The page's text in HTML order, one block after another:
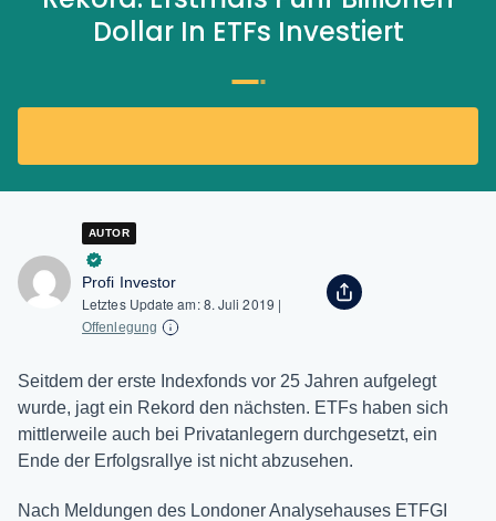
Dollar In ETFs Investiert
AUTOR
Profi Investor
Letztes Update am:8. Juli 2019 |
Offenlegung
Seitdem der erste Indexfonds vor 25 Jahren aufgelegt
wurde, jagt ein Rekord den nächsten. ETFs haben sich
mittlerweile auch bei Privatanlegern durchgesetzt, ein
Ende der Erfolgsrallye ist nicht abzusehen.
Nach Meldungen des Londoner Analysehauses ETFGI